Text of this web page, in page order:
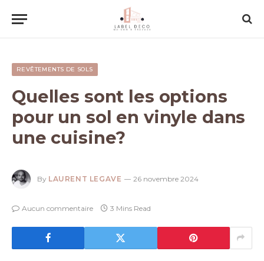
REVÊTEMENTS DE SOLS
Quelles sont les options
pour un sol en vinyle dans
une cuisine?
By LAURENT LEGAVE 26 novembre 2024
Aucun commentaire 3 Mins Read